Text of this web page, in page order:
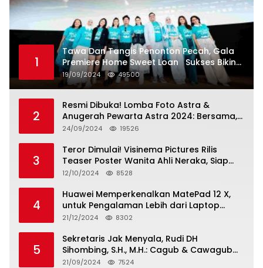
1
Tawa Dan Tangis Penonton Pecah, Gala
Premiere Home Sweet Loan Sukses Bikin
Penonton Lihat Diri Sendiri di Layar
19/09/2024 49500
2
Resmi Dibuka! Lomba Foto Astra &
Anugerah Pewarta Astra 2024: Bersama,
Berkarya, Berkelanjutan
24/09/2024 19526
3
Teror Dimulai! Visinema Pictures Rilis
Teaser Poster Wanita Ahli Neraka, Siap
Tayang di Bioskop 14 November 2024
12/10/2024 8528
4
Huawei Memperkenalkan MatePad 12 X,
untuk Pengalaman Lebih dari Laptop
dengan Layar Ultra Bright dan Desain
Standar Baru untuk Produktivitas di Mana
Saja
21/12/2024 8302
5
Sekretaris Jak Menyala, Rudi DH
Sihombing, S.H., M.H.: Cagub & Cawagub
DKI Jakarta Pramono Anung dan Rano
21/09/2024 7524